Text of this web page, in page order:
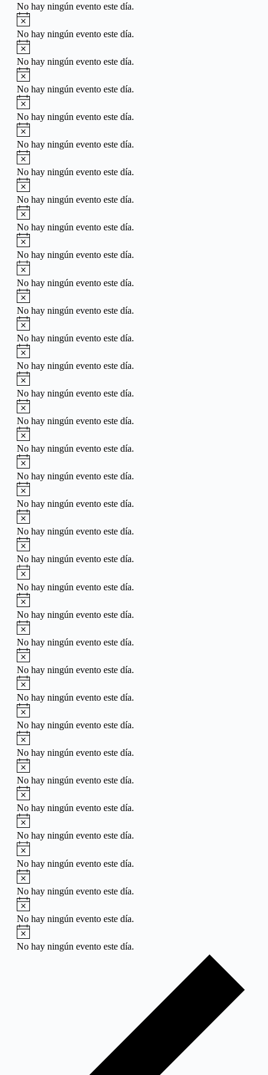
No hay ningún evento este día.
Aviso
No hay ningún evento este día.
Aviso
No hay ningún evento este día.
Aviso
No hay ningún evento este día.
Aviso
No hay ningún evento este día.
Aviso
No hay ningún evento este día.
Aviso
No hay ningún evento este día.
Aviso
No hay ningún evento este día.
Aviso
No hay ningún evento este día.
Aviso
No hay ningún evento este día.
Aviso
No hay ningún evento este día.
Aviso
No hay ningún evento este día.
Aviso
No hay ningún evento este día.
Aviso
No hay ningún evento este día.
Aviso
No hay ningún evento este día.
Aviso
No hay ningún evento este día.
Aviso
No hay ningún evento este día.
Aviso
No hay ningún evento este día.
Aviso
No hay ningún evento este día.
Aviso
No hay ningún evento este día.
Aviso
No hay ningún evento este día.
Aviso
No hay ningún evento este día.
Aviso
No hay ningún evento este día.
Aviso
No hay ningún evento este día.
Aviso
No hay ningún evento este día.
Aviso
No hay ningún evento este día.
Aviso
No hay ningún evento este día.
Aviso
No hay ningún evento este día.
Aviso
No hay ningún evento este día.
Aviso
No hay ningún evento este día.
Aviso
No hay ningún evento este día.
Aviso
No hay ningún evento este día.
Aviso
No hay ningún evento este día.
Aviso
No hay ningún evento este día.
Aviso
No hay ningún evento este día.